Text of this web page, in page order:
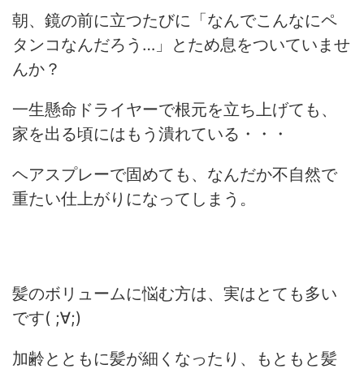
朝、鏡の前に立つたびに「なんでこんなにペ
タンコなんだろう…」とため息をついていませ
んか？
一生懸命ドライヤーで根元を立ち上げても、
家を出る頃にはもう潰れている・・・
ヘアスプレーで固めても、なんだか不自然で
重たい仕上がりになってしまう。
髪のボリュームに悩む方は、実はとても多い
です( ;∀;)
加齢とともに髪が細くなったり、もともと髪